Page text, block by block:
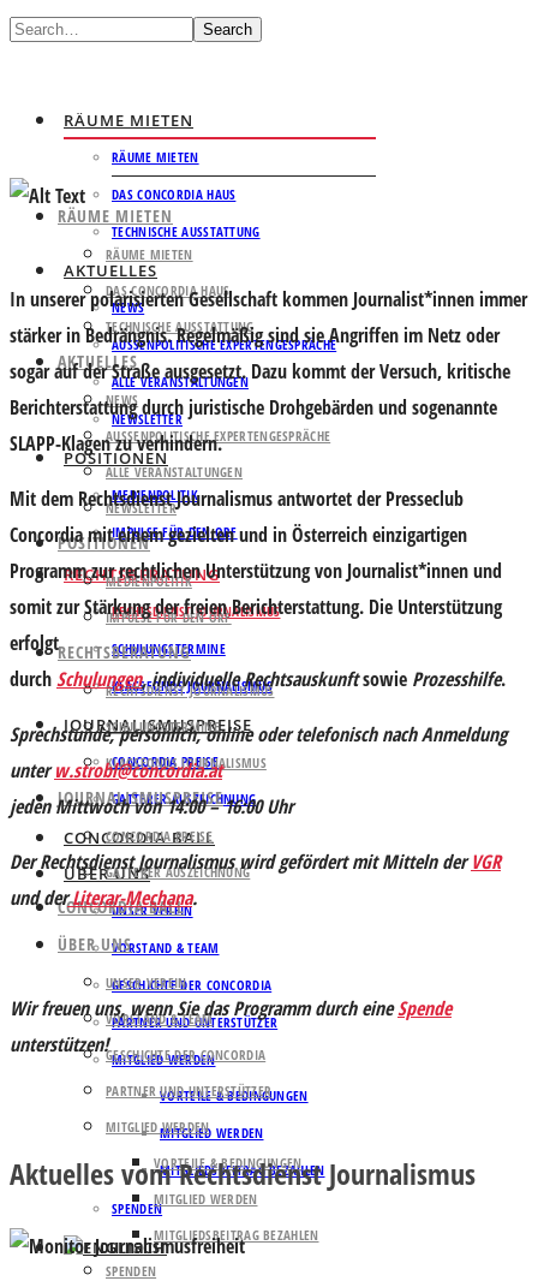
Search
RÄUME MIETEN
RÄUME MIETEN
DAS CONCORDIA HAUS
TECHNISCHE AUSSTATTUNG
AKTUELLES
NEWS
AUSSENPOLITISCHE EXPERTENGESPRÄCHE
ALLE VERANSTALTUNGEN
NEWSLETTER
POSITIONEN
MEDIENPOLITIK
IMPULSE FÜR DEN ORF
RECHTSBERATUNG
RECHTSDIENST JOURNALISMUS
SCHULUNGSTERMINE
KLAGSFONDS JOURNALISMUS
JOURNALISMUSPREISE
CONCORDIA PREISE
GATTERER AUSZEICHNUNG
CONCORDIA BALL
ÜBER UNS
UNSER VEREIN
VORSTAND & TEAM
GESCHICHTE DER CONCORDIA
PARTNER UND UNTERSTÜTZER
MITGLIED WERDEN
VORTEILE & BEDINGUNGEN
MITGLIED WERDEN
MITGLIEDSBEITRAG BEZAHLEN
SPENDEN
RÄUME MIETEN
RÄUME MIETEN
DAS CONCORDIA HAUS
TECHNISCHE AUSSTATTUNG
AKTUELLES
NEWS
AUSSENPOLITISCHE EXPERTENGESPRÄCHE
ALLE VERANSTALTUNGEN
NEWSLETTER
POSITIONEN
MEDIENPOLITIK
IMPULSE FÜR DEN ORF
RECHTSBERATUNG
RECHTSDIENST JOURNALISMUS
SCHULUNGSTERMINE
KLAGSFONDS JOURNALISMUS
JOURNALISMUSPREISE
CONCORDIA PREISE
GATTERER AUSZEICHNUNG
CONCORDIA BALL
ÜBER UNS
UNSER VEREIN
VORSTAND & TEAM
GESCHICHTE DER CONCORDIA
PARTNER UND UNTERSTÜTZER
MITGLIED WERDEN
VORTEILE & BEDINGUNGEN
MITGLIED WERDEN
MITGLIEDSBEITRAG BEZAHLEN
SPENDEN
In unserer polarisierten Gesellschaft kommen Journalist*innen immer
stärker in Bedrängnis. Regelmäßig sind sie Angriffen im Netz oder
sogar auf der Straße ausgesetzt. Dazu kommt der Versuch, kritische
Berichterstattung durch juristische Drohgebärden und sogenannte
SLAPP-Klagen zu verhindern.
Mit dem Rechtsdienst Journalismus antwortet der Presseclub
Concordia mit einem gezielten und in Österreich einzigartigen
Programm zur rechtlichen Unterstützung von Journalist*innen und
somit zur Stärkung der freien Berichterstattung. Die Unterstützung
erfolgt
durchSchulungen,individuelleRechtsauskunftsowie Prozesshilfe.
Sprechstunde, persönlich, online oder telefonisch nach Anmeldung
unterw.strobl@concordia.at
jeden Mittwoch von 14:00 – 16:00 Uhr
Der Rechtsdienst Journalismus wird gefördert mit Mitteln derVGR
und derLiterar-Mechana.
Wir freuen uns, wenn Sie das Programm durch eineSpende
unterstützen!
Aktuelles vom Rechtsdienst Journalismus